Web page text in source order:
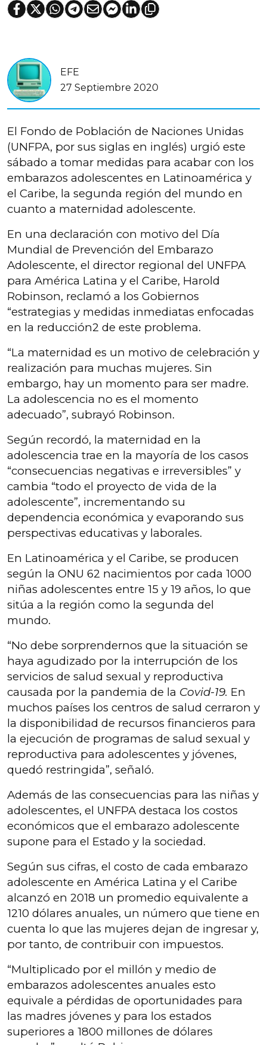
EFE
27 Septiembre 2020
El Fondo de Población de Naciones Unidas
(UNFPA, por sus siglas en inglés) urgió este
sábado a tomar medidas para acabar con los
embarazos adolescentes en Latinoamérica y
el Caribe, la segunda región del mundo en
cuanto a maternidad adolescente.
En una declaración con motivo del Día
Mundial de Prevención del Embarazo
Adolescente, el director regional del UNFPA
para América Latina y el Caribe, Harold
Robinson, reclamó a los Gobiernos
“estrategias y medidas inmediatas enfocadas
en la reducción2 de este problema.
“La maternidad es un motivo de celebración y
realización para muchas mujeres. Sin
embargo, hay un momento para ser madre.
La adolescencia no es el momento
adecuado”, subrayó Robinson.
Según recordó, la maternidad en la
adolescencia trae en la mayoría de los casos
“consecuencias negativas e irreversibles” y
cambia “todo el proyecto de vida de la
adolescente”, incrementando su
dependencia económica y evaporando sus
perspectivas educativas y laborales.
En Latinoamérica y el Caribe, se producen
según la ONU 62 nacimientos por cada 1000
niñas adolescentes entre 15 y 19 años, lo que
sitúa a la región como la segunda del
mundo.
“No debe sorprendernos que la situación se
haya agudizado por la interrupción de los
servicios de salud sexual y reproductiva
causada por la pandemia de la Covid-19. En
muchos países los centros de salud cerraron y
la disponibilidad de recursos financieros para
la ejecución de programas de salud sexual y
reproductiva para adolescentes y jóvenes,
quedó restringida”, señaló.
Además de las consecuencias para las niñas y
adolescentes, el UNFPA destaca los costos
económicos que el embarazo adolescente
supone para el Estado y la sociedad.
Según sus cifras, el costo de cada embarazo
adolescente en América Latina y el Caribe
alcanzó en 2018 un promedio equivalente a
1210 dólares anuales, un número que tiene en
cuenta lo que las mujeres dejan de ingresar y,
por tanto, de contribuir con impuestos.
“Multiplicado por el millón y medio de
embarazos adolescentes anuales esto
equivale a pérdidas de oportunidades para
las madres jóvenes y para los estados
superiores a 1800 millones de dólares